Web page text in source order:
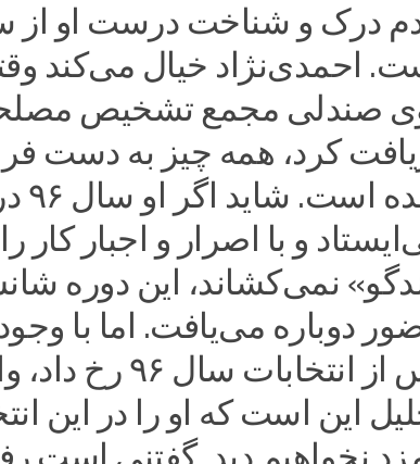
درک و شناخت درست او از
احمدی‌نژاد خیال می‌کند
صندلی مجمع تشخیص
کرد، همه چیز به دست
و با اصرار و اجبار
نمی‌کشاند، این دوره
دوباره می‌یافت. اما با
پس از انتخابات
این است که او را در این